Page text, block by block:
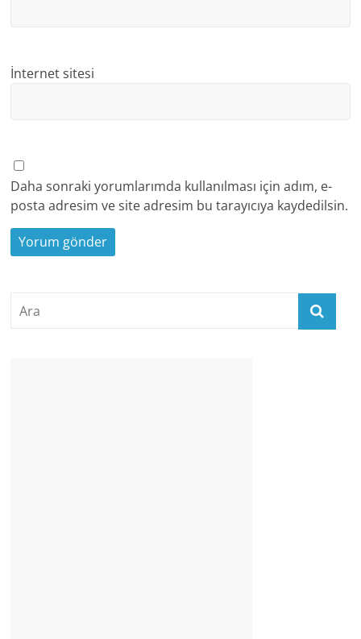
İnternet sitesi
Daha sonraki yorumlarımda kullanılması için adım, e-
posta adresim ve site adresim bu tarayıcıya kaydedilsin.